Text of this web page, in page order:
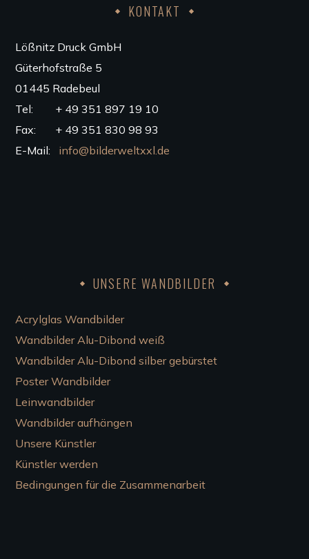
KONTAKT
Lößnitz Druck GmbH
Güterhofstraße 5
01445 Radebeul
Tel: + 49 351 897 19 10
Fax: + 49 351 830 98 93
E-Mail: info@bilderweltxxl.de
UNSERE WANDBILDER
Acrylglas Wandbilder
Wandbilder Alu-Dibond weiß
Wandbilder Alu-Dibond silber gebürstet
Poster Wandbilder
Leinwandbilder
Wandbilder aufhängen
Unsere Künstler
Künstler werden
Bedingungen für die Zusammenarbeit